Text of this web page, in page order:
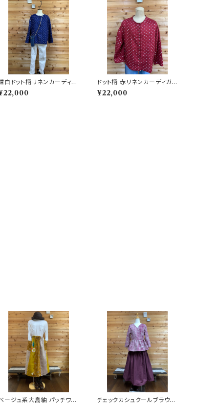
白ドット柄リネンカーディガ
202505231527
ドット柄 赤リネンカーディガン
202505231522
¥22,000
ージュ系大島紬 パッチワー
チェックカシュクールブラウス